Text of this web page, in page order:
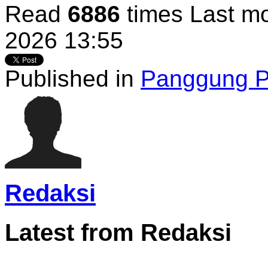
Read 6886 times Last
2026 13:55
Published in Panggung
Redaksi
Latest from Redaksi